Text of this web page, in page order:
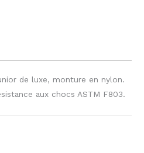
de luxe, monture en nylon.
aux chocs ASTM F803.